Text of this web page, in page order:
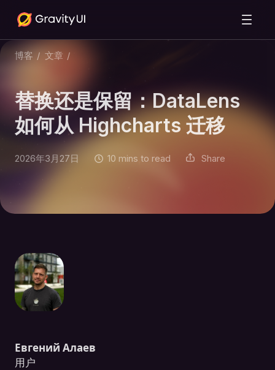
博客 / 文章 /
替换还是保留：DataLens
如何从 Highcharts 迁移
2026年3月27日 10 mins to read Share
Евгений Алаев
用户